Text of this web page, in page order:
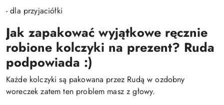
- dla przyjaciółki
Jak zapakować wyjątkowe ręcznie
robione kolczyki na prezent? Ruda
podpowiada :)
Każde kolczyki są pakowana przez Rudą w ozdobny
woreczek zatem ten problem masz z głowy.